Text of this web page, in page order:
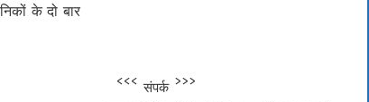
के दो बार
b
<<<
संपर्क
>>>